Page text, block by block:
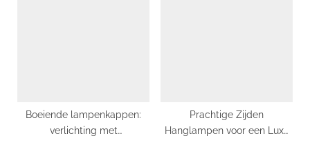
Boeiende lampenkappen:
verlichting met
Prachtige Zijden
Hanglampen voor een Luxe